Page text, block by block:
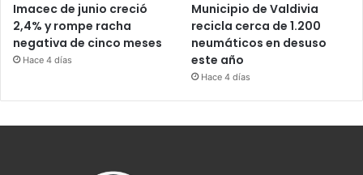
Imacec de junio creció
2,4% y rompe racha
negativa de cinco meses
Hace 4 días
Municipio de Valdivia
recicla cerca de 1.200
neumáticos en desuso
este año
Hace 4 días